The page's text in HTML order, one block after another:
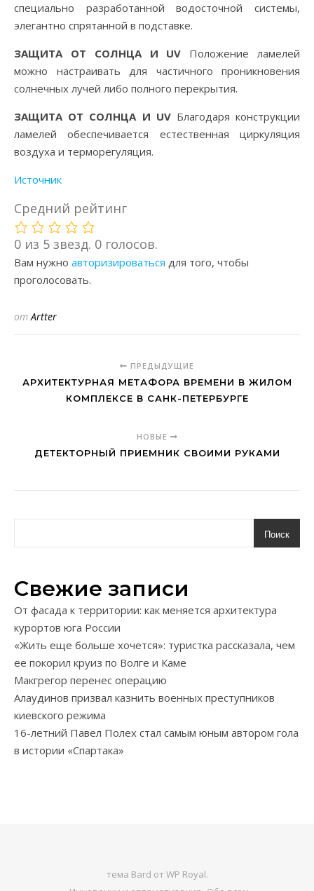
специально разработанной водосточной системы,
элегантно спрятанной в подставке.
ЗАЩИТА ОТ СОЛНЦА И UV Положение ламелей
можно настраивать для частичного проникновения
солнечных лучей либо полного перекрытия.
ЗАЩИТА ОТ СОЛНЦА И UVБлагодаря конструкции
ламелей обеспечивается естественная циркуляция
воздуха и терморегуляция.
Источник
Средний рейтинг
0 из 5 звезд. 0 голосов.
Вам нужно авторизироваться для того, чтобы
проголосовать.
отArtter
ПРЕДЫДУЩИЕ
АРХИТЕКТУРНАЯ МЕТАФОРА ВРЕМЕНИ В ЖИЛОМ
КОМПЛЕКСЕ В САНК-ПЕТЕРБУРГЕ
НОВЫЕ
ДЕТЕКТОРНЫЙ ПРИЕМНИК СВОИМИ РУКАМИ
Поиск
Свежие записи
От фасада к территории: как меняется архитектура
курортов юга России
«Жить еще больше хочется»: туристка рассказала, чем
ее покорил круиз по Волге и Каме
Макгрегор перенес операцию
Алаудинов призвал казнить военных преступников
киевского режима
16-летний Павел Полех стал самым юным автором гола
в истории «Спартака»
тема Bard от WP Royal.